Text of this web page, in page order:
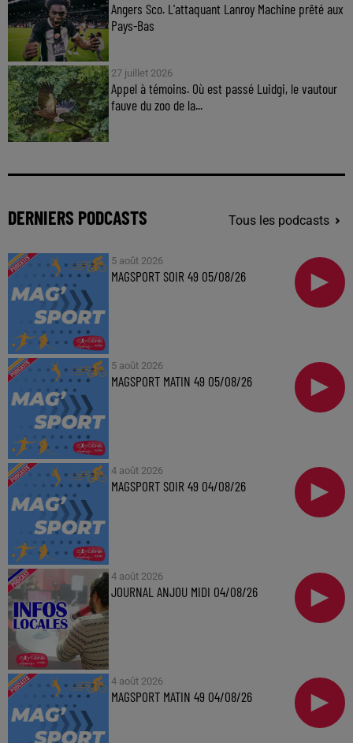
Angers Sco. L'attaquant Lanroy Machine prêté aux
Pays-Bas
27 juillet 2026
Appel à témoins. Où est passé Luidgi, le vautour
fauve du zoo de la...
DERNIERS PODCASTS Tous les podcasts
5 août 2026
MAGSPORT SOIR 49 05/08/26
5 août 2026
MAGSPORT MATIN 49 05/08/26
4 août 2026
MAGSPORT SOIR 49 04/08/26
4 août 2026
JOURNAL ANJOU MIDI 04/08/26
4 août 2026
MAGSPORT MATIN 49 04/08/26